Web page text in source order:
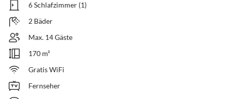
6 Schlafzimmer (1)
2 Bäder
Max. 14 Gäste
170 m²
Gratis WiFi
Fernseher